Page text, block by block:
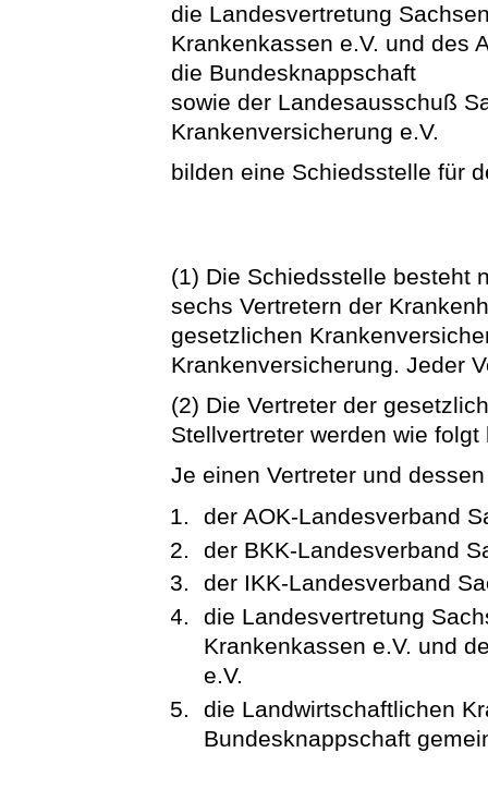
die Landesvertretung
Krankenkassen e.V. und des
die Bundesknappschaft
sowie der Landesausschuß
Krankenversicherung e.V.
bilden eine Schiedsstelle für
(1) Die Schiedsstelle besteht
sechs Vertretern der
gesetzlichen
Krankenversicherung. Jeder
(2) Die Vertreter der
Stellvertreter werden wie folgt
Je einen Vertreter und
der AOK-Landesverband
der BKK-Landesverband
der IKK-Landesverband
die Landesvertretung
Krankenkassen e.V. und
e.V.
die Landwirtschaftlichen
Bundesknappschaft